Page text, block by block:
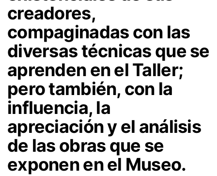
creadores,
compaginadas con las
diversas técnicas que se
aprenden en el Taller;
pero también, con la
influencia, la
apreciación y el análisis
de las obras que se
exponen en el Museo.